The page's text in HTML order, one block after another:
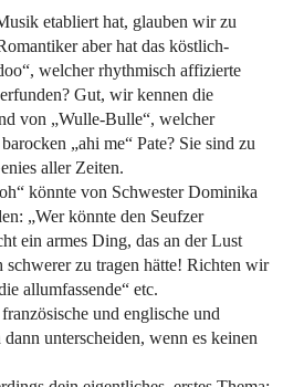
etabliert hat, glauben wir zu
aber hat das köstlich-
welcher rhythmisch affizierte
Gut, wir kennen die
von „Wulle-Bulle“, welcher
„ahi me“ Pate? Sie sind zu
aller Zeiten.
könnte von Schwester Dominika
„Wer könnte den Seufzer
ein armes Ding, das an der Lust
schwerer zu tragen hätte! Richten wir
allumfassende“ etc.
und englische und
unterscheiden, wenn es keinen